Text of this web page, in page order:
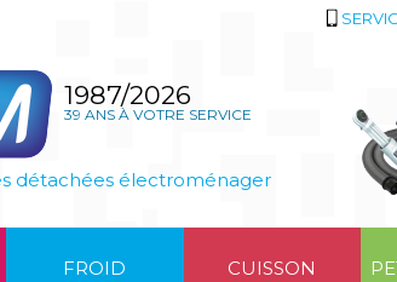
1987/2026
39 ANS À VOTRE SERVICE
détachées électroménager
FROID CUISSON